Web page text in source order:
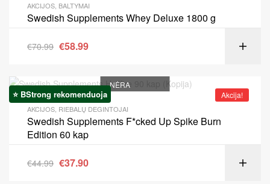
AKCIJOS, BALTYMAI
Swedish Supplements Whey Deluxe 1800 g
€70.99 €58.99
⭐ BStrong rekomenduoja Akcija!
NĖRA
AKCIJOS RIEBALŲ DEGINTOJAI
Swedish Supplements F*cked Up Spike Burn
Edition 60 kap
€44.99 €37.90